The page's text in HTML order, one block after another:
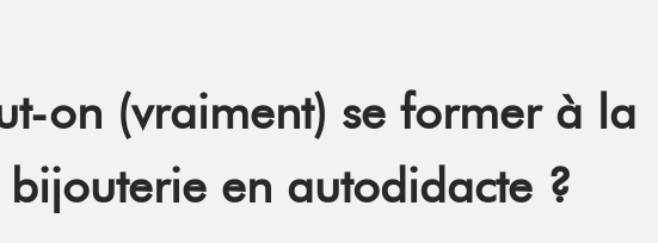
on (vraiment) se former à la
bijouterie en autodidacte ?